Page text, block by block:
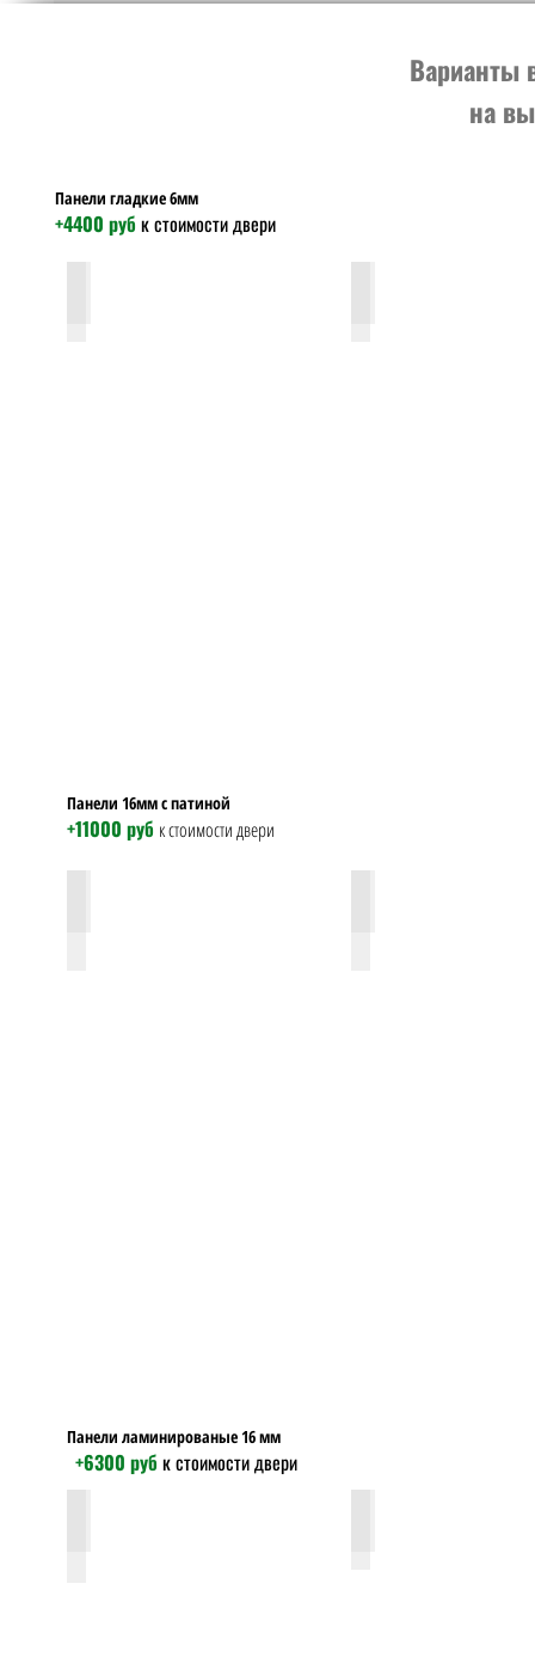
Варианты
на
Панели гладкие 6мм
+4400 руб к стоимости двери
Панели 16мм с патиной
+11000 руб к стоимости двери
Панели ламинированые 16 мм
+6300 руб к стоимости двери